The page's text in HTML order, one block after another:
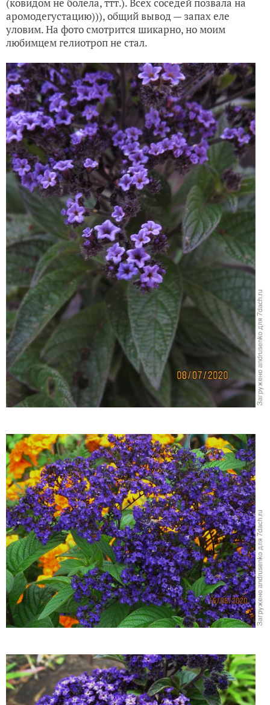
аромодегустацию))), общий вывод — запах еле
уловим. На фото смотрится шикарно, но моим
любимцем гелиотроп не стал.